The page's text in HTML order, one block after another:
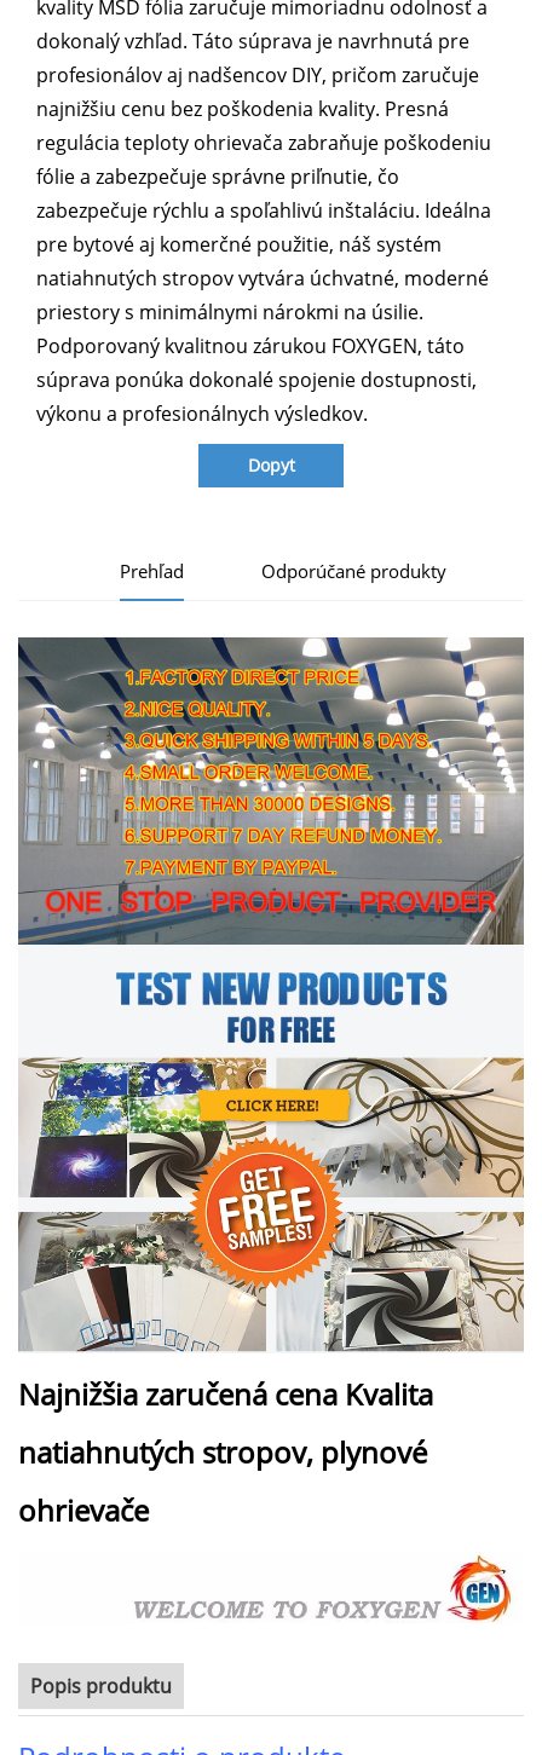
kvality MSD fólia zaručuje mimoriadnu odolnosť a
dokonalý vzhľad. Táto súprava je navrhnutá pre
profesionálov aj nadšencov DIY, pričom zaručuje
najnižšiu cenu bez poškodenia kvality. Presná
regulácia teploty ohrievača zabraňuje poškodeniu
fólie a zabezpečuje správne priľnutie, čo
zabezpečuje rýchlu a spoľahlivú inštaláciu. Ideálna
pre bytové aj komerčné použitie, náš systém
natiahnutých stropov vytvára úchvatné, moderné
priestory s minimálnymi nárokmi na úsilie.
Podporovaný kvalitnou zárukou FOXYGEN, táto
súprava ponúka dokonalé spojenie dostupnosti,
výkonu a profesionálnych výsledkov.
Dopyt
Prehľad Odporúčané produkty
Najnižšia zaručená cena Kvalita
natiahnutých stropov, plynové
ohrievače
Popis produktu